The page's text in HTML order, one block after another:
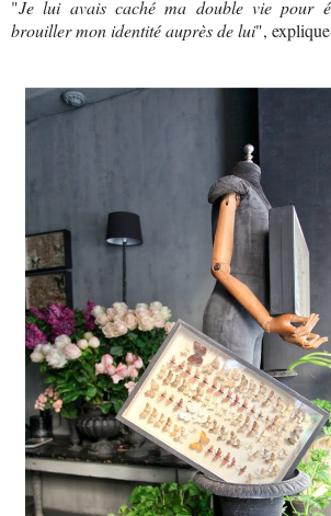
"Je lui avais caché ma double vie pour
brouiller mon identité auprès de lui",